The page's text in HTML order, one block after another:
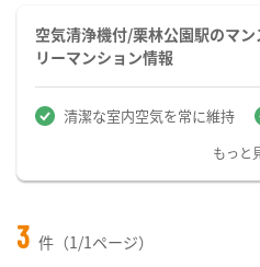
空気清浄機付/栗林公園駅のマ
リーマンション情報
清潔な室内空気を常に維持
もっと
3 件（1/1ページ）